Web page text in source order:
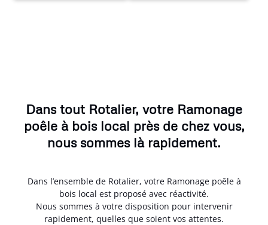
Dans tout Rotalier, votre Ramonage
poêle à bois local près de chez vous,
nous sommes là rapidement.
Dans l’ensemble de Rotalier, votre Ramonage poêle à
bois local est proposé avec réactivité.
Nous sommes à votre disposition pour intervenir
rapidement, quelles que soient vos attentes.